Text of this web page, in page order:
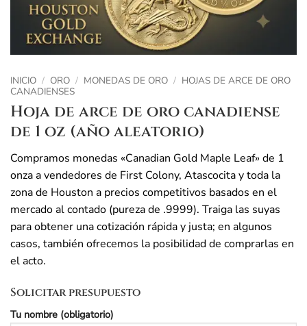
INICIO / ORO / MONEDAS DE ORO / HOJAS DE ARCE DE ORO
CANADIENSES
Hoja de arce de oro canadiense
de 1 oz (año aleatorio)
Compramos monedas «Canadian Gold Maple Leaf» de 1
onza a vendedores de First Colony, Atascocita y toda la
zona de Houston a precios competitivos basados en el
mercado al contado (pureza de .9999). Traiga las suyas
para obtener una cotización rápida y justa; en algunos
casos, también ofrecemos la posibilidad de comprarlas en
el acto.
Solicitar presupuesto
Tu nombre (obligatorio)